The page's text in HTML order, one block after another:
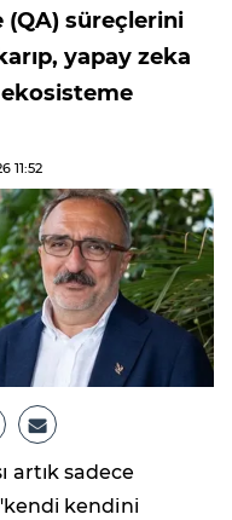
süreçlerini
yapay zeka
11:52
artık sadece
kendini